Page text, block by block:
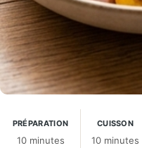
PRÉPARATION
10 minutes
CUISSON
10 minutes